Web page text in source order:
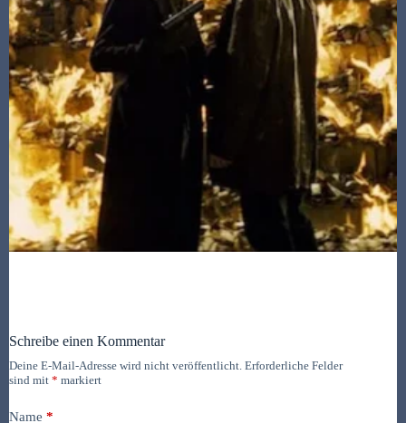
Schreibe einen Kommentar
Deine E-Mail-Adresse wird nicht veröffentlicht. Erforderliche Felder
sind mit * markiert
Name *